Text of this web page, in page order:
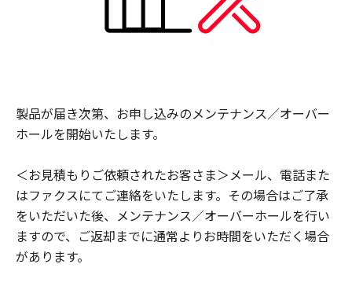
製品が届き次第、お申し込みのメンテナンス／オーバー
ホールを開始いたします。
＜お見積もりご依頼されたお客さま＞メール、電話また
はファクスにてご連絡をいたします。その場合はご了承
をいただいた後、メンテナンス／オーバーホールを行い
ますので、ご返却までに通常よりお時間をいただく場合
があります。